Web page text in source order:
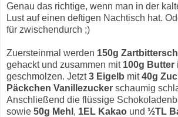
Genau das richtige, wenn man in der
Lust auf einen deftigen Nachtisch hat.
für zwischendurch ;)
Zuersteinmal werden 150g
gehackt und zusammen mit100g Butter
geschmolzen. Jetzt3 Eigelb mit40g
Päckchen Vanillezucker schaumig
Anschließend die flüssige
sowie 50g Mehl , 1EL Kakao und ½TL